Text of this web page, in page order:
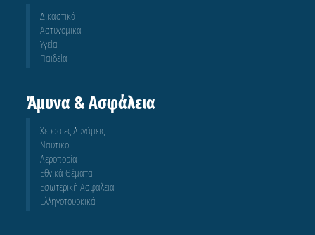
Δικαστικά
Αστυνομικά
Υγεία
Παιδεία
Άμυνα & Ασφάλεια
Χερσαίες Δυνάμεις
Ναυτικό
Αεροπορία
Εθνικά Θέματα
Εσωτερική Ασφάλεια
Ελληνοτουρκικά